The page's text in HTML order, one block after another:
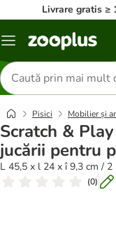
Livrare gratis ≥
Categorii
Căutare
produse
Pisici Mobilier și
Scratch &
jucării pentru
L 45,5 x l 24 x î 9,3 cm / 2
(0)